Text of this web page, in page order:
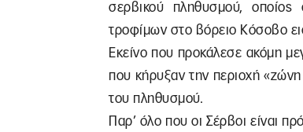
σερβικού πληθυσμού,
τροφίμων στο βόρειο Κόσοβο
Εκείνο που προκάλεσε ακόμη
που κήρυξαν την περιοχή
του πληθυσμού.
Παρ’ όλο που οι Σέρβοι είναι